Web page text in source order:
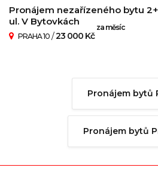
Pronájem nezařízeného bytu
ul. V Bytovkách
PRAHA 10 /23 000 Kč
za měsíc
Pronájem bytů
Pronájem bytů